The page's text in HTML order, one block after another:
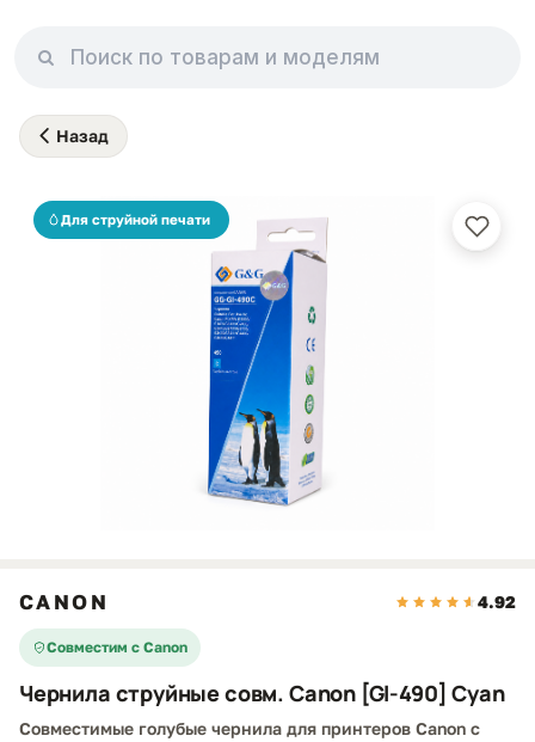
Назад
Для струйной печати
CANON 4.92
Совместим с Canon
Чернила струйные совм. Canon [Gl-490] Cyan
Совместимые голубые чернила для принтеров Canon с